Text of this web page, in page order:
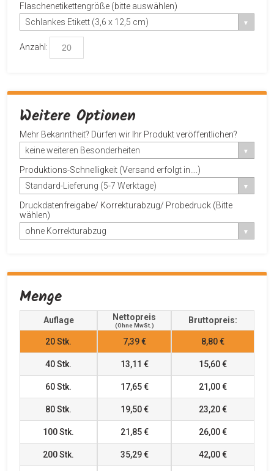
Flaschenetikettengröße (bitte auswählen)
Schlankes Etikett (3,6 x 12,5 cm)
Anzahl:
Weitere Optionen
Mehr Bekanntheit? Dürfen wir Ihr Produkt veröffentlichen?
keine weiteren Besonderheiten
Produktions-Schnelligkeit (Versand erfolgt in....)
Standard-Lieferung (5-7 Werktage)
Druckdatenfreigabe/ Korrekturabzug/ Probedruck (Bitte
wählen)
ohne Korrekturabzug
Menge
Auflage Nettopreis
(ohne MwSt.)
Bruttopreis:
20Stk. 7,39 € 8,80 €
40Stk. 13,11 € 15,60 €
60Stk. 17,65 € 21,00 €
80Stk. 19,50 € 23,20 €
100Stk. 21,85 € 26,00 €
200Stk. 35,29 € 42,00 €